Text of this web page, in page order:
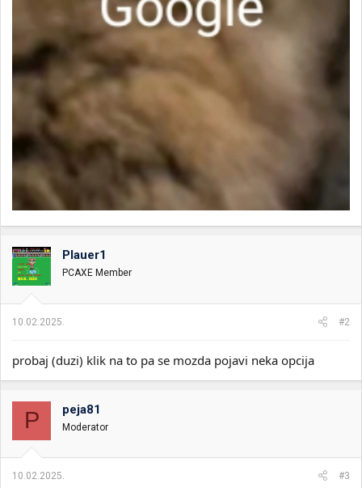
Plauer1
PCAXE Member
10.02.2025. #2
probaj (duzi) klik na to pa se mozda pojavi neka opcija
P peja81
Moderator
10.02.2025. #3